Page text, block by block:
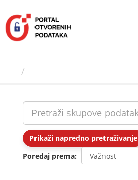
sadržaj
Prikaži napredno pretraživanje
Poredaj prema